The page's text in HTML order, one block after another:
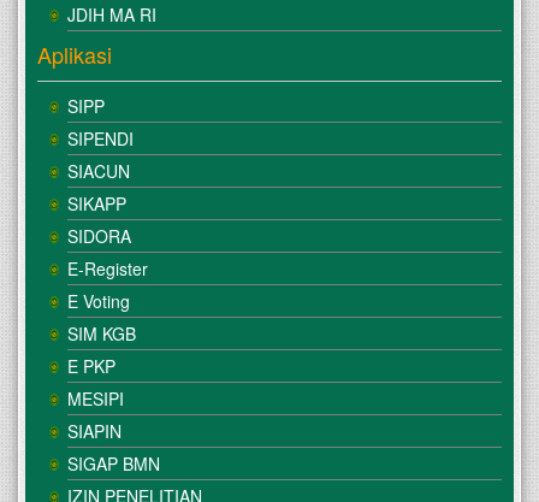
JDIH MA RI
Aplikasi
SIPP
SIPENDI
SIACUN
SIKAPP
SIDORA
E-Register
E Voting
SIM KGB
E PKP
MESIPI
SIAPIN
SIGAP BMN
IZIN PENELITIAN